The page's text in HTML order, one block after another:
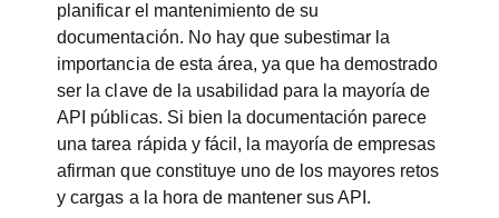
planificar el mantenimiento de su
documentación. No hay que subestimar la
importancia de esta área, ya que ha demostrado
ser la clave de la usabilidad para la mayoría de
API públicas. Si bien la documentación parece
una tarea rápida y fácil, la mayoría de empresas
afirman que constituye uno de los mayores retos
y cargas a la hora de mantener sus API.